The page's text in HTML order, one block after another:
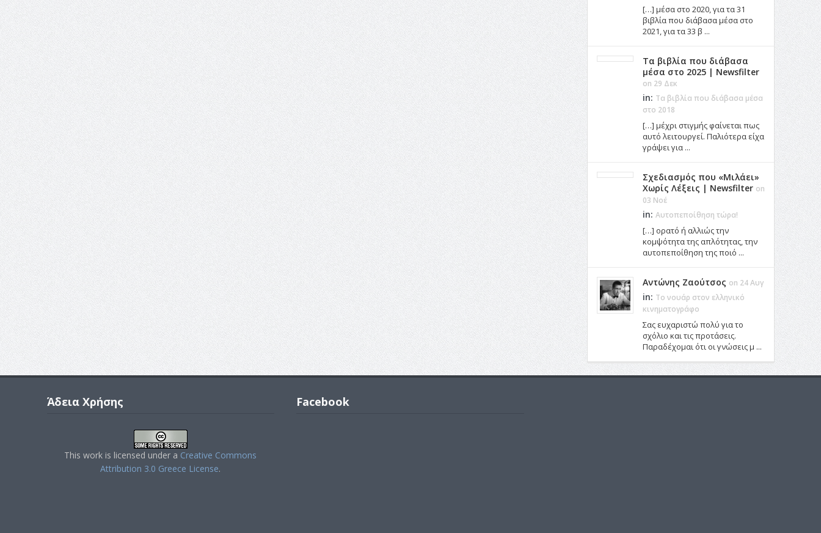
[…] μέσα στο 2020, για τα 31
βιβλία που διάβασα μέσα στο
2021, για τα 33 β ...
Τα βιβλία που διάβασα
μέσα στο 2025 | Newsfilter
on 29 Δεκ
in: Τα βιβλία που διάβασα μέσα
στο 2018
[…] μέχρι στιγμής φαίνεται πως
αυτό λειτουργεί. Παλιότερα είχα
γράψει για ...
Σχεδιασμός που «Μιλάει»
Χωρίς Λέξεις | Newsfilter on
03 Νοέ
in: Αυτοπεποίθηση τώρα!
[…] ορατό ή αλλιώς την
κομψότητα της απλότητας, την
αυτοπεποίθηση της ποιό ...
Αντώνης Ζαούτσος on 24 Αυγ
in: Το νουάρ στον ελληνικό
κινηματογράφο
Σας ευχαριστώ πολύ για το
σχόλιο και τις προτάσεις.
Παραδέχομαι ότι οι γνώσεις μ ...
Άδεια Χρήσης
This work is licensed under a Creative Commons
Attribution 3.0 Greece License.
Facebook